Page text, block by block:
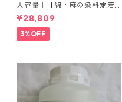
大容量｜【綿・麻の染料定着
向上剤】｜2kg×5本｜ライト
フィックスAコンク
¥28,809
3%OFF